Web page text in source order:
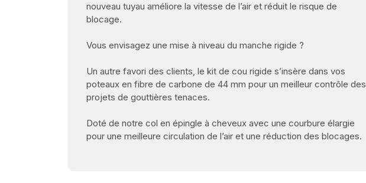
nouveau tuyau améliore la vitesse de l’air et réduit le risque de
blocage.
Vous envisagez une mise à niveau du manche rigide ?
Un autre favori des clients, le kit de cou rigide s’insère dans vos
poteaux en fibre de carbone de 44 mm pour un meilleur contrôle des
projets de gouttières tenaces.
Doté de notre col en épingle à cheveux avec une courbure élargie
pour une meilleure circulation de l’air et une réduction des blocages.